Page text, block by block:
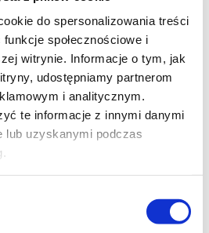
do spersonalizowania treści
społecznościowe i
witrynie. Informacje o tym, jak
udostępniamy partnerom
i analitycznym.
te informacje z innymi danymi
lub uzyskanymi podczas
nadzieniem czosnkowym z
Z podwójnej
bułeczki, gorąco polecam!
chlebowej